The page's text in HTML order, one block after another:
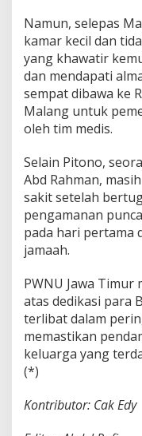
Namun, selepas
kamar kecil dan
yang khawatir
dan mendapati
sempat dibawa ke
Malang untuk
oleh tim medis.
Selain Pitono,
Abd Rahman,
sakit setelah
pengamanan
pada hari pertama
jamaah.
PWNU Jawa
atas dedikasi para
terlibat dalam
memastikan
keluarga yang
(*)
Kontributor: Cak Edy